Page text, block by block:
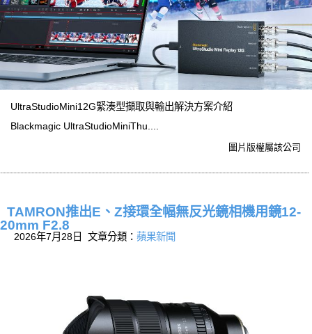
UltraStudioMini12G緊湊型擷取與輸出解決方案介紹
Blackmagic UltraStudioMiniThu....
圖片版權屬該公司
TAMRON推出E、Z接環全幅無反光鏡相機用鏡12-
20mm F2.8
2026年7月28日 文章分類： 蘋果新聞